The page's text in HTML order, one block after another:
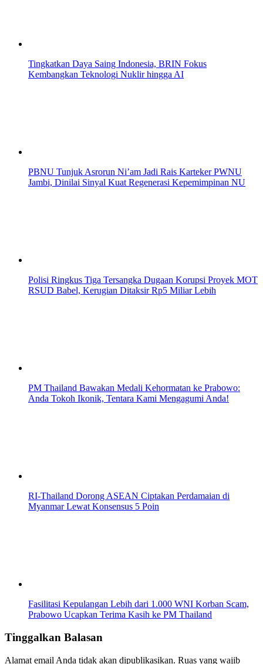
Tingkatkan Daya Saing Indonesia, BRIN Fokus
Kembangkan Teknologi Nuklir hingga AI
PBNU Tunjuk Asrorun Ni’am Jadi Rais Karteker PWNU
Jambi, Dinilai Sinyal Kuat Regenerasi Kepemimpinan NU
Polisi Ringkus Tiga Tersangka Dugaan Korupsi Proyek MOT
RSUD Babel, Kerugian Ditaksir Rp5 Miliar Lebih
PM Thailand Bawakan Medali Kehormatan ke Prabowo:
Anda Tokoh Ikonik, Tentara Kami Mengagumi Anda!
RI-Thailand Dorong ASEAN Ciptakan Perdamaian di
Myanmar Lewat Konsensus 5 Poin
Fasilitasi Kepulangan Lebih dari 1.000 WNI Korban Scam,
Prabowo Ucapkan Terima Kasih ke PM Thailand
Tinggalkan Balasan
Alamat email Anda tidak akan dipublikasikan. Ruas yang wajib